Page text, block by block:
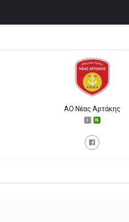
ΑΟ Νέας Αρτάκης
N